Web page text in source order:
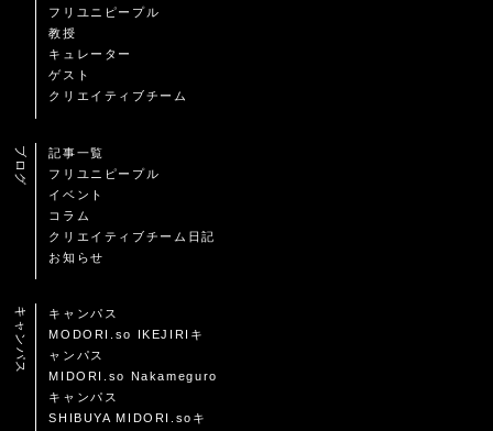
フリユニピープル
教授
キュレーター
ゲスト
クリエイティブチーム
ブログ
記事一覧
フリユニピープル
イベント
コラム
クリエイティブチーム日記
お知らせ
キャンパス
キャンパス
MODORI.so IKEJIRIキ
ャンパス
MIDORI.so Nakameguro
キャンパス
SHIBUYA MIDORI.soキ